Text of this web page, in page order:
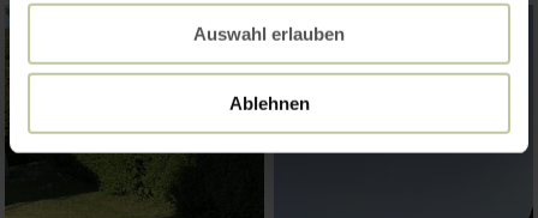
Auswahl erlauben
Ablehnen